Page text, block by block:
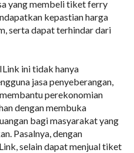
yang membeli tiket ferry
kepastian harga
serta dapat terhindar dari
ini tidak hanya
jasa penyeberangan,
perekonomian
dengan membuka
bagi masyarakat yang
Pasalnya, dengan
selain dapat menjual tiket